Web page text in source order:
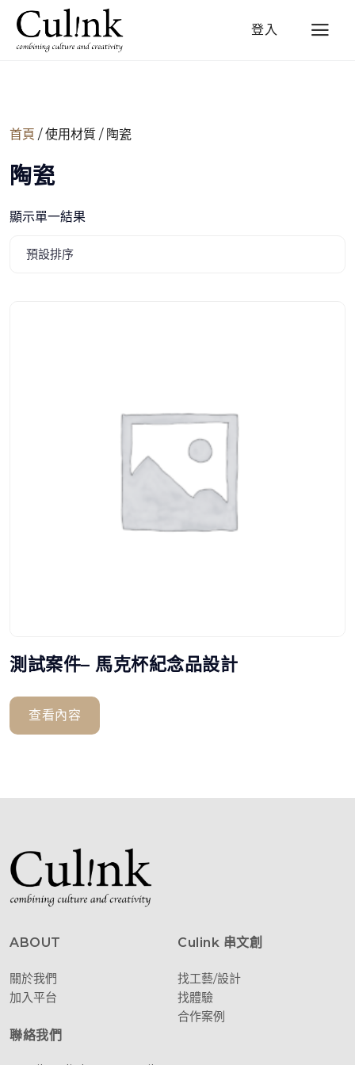
登入
首頁 / 使用材質 / 陶瓷
陶瓷
顯示單一結果
測試案件– 馬克杯紀念品設計
查看內容
ABOUT
關於我們
加入平台
Culink 串文創
找工藝/設計
找體驗
合作案例
聯絡我們